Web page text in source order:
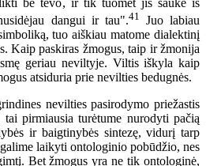
dangui ir tau".41
Juo labiau
tuo aiškiau matome dialektinį
Kaip paskiras žmogus, taip ir žmonija
geriau neviltyje. Viltis iškyla kaip
atsiduria prie nevilties bedugnės.
nevilties pasirodymo priežastis
tai pirmiausia turėtume nurodyti pačią
ir baigtinybės sintezę, vidurį tarp
laikyti ontologinio pobūdžio, nes
Bet žmogus yra ne tik ontologinė,